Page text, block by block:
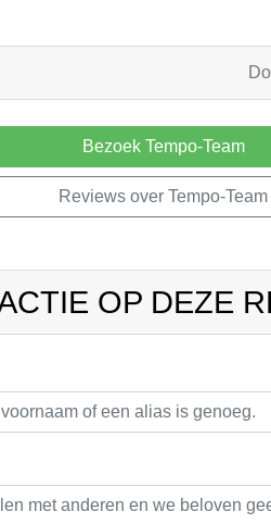
Bezoek Tempo-Team
Reviews over Tempo-Team
OP DEZE